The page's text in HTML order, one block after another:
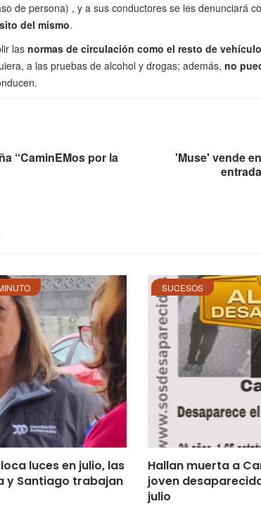
de persona) , y a sus conductores se les denunciará
del mismo.
las normas de circulación como el resto de
a las pruebas de alcohol y drogas; además, no
“CaminEMos por la
'Muse' vende
luces en julio, las
y Santiago trabajan
SUCESOS
Hallan muerta a
joven
julio